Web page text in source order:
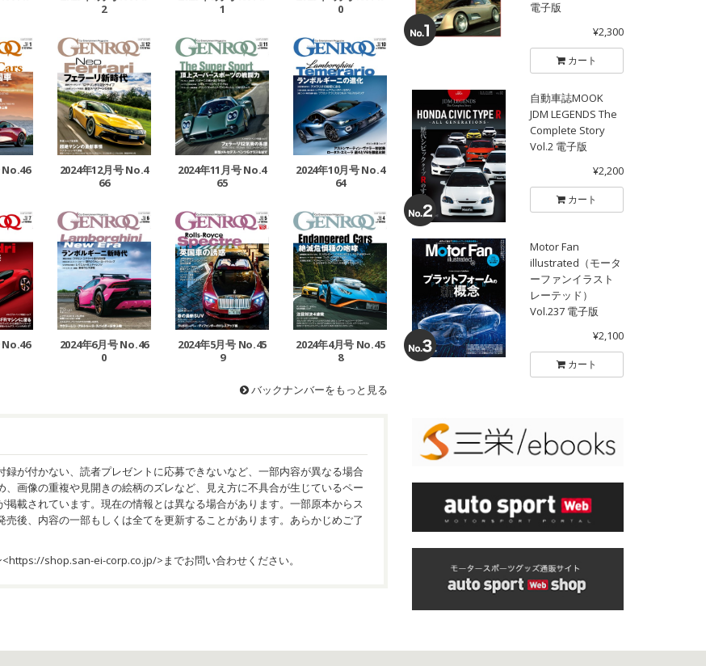
2
1
0
No.46
2024年12月号 No.4
66
2024年11月号 No.4
65
2024年10月号 No.4
64
No.46
2024年6月号 No.46
0
2024年5月号 No.45
9
2024年4月号 No.45
8
バックナンバーをもっと見る
が付かない、読者プレゼントに応募できないなど、一部内容が異なる場合
画像の重複や見開きの絵柄のズレなど、見え方に不具合が生じているペー
載されています。現在の情報とは異なる場合があります。一部原本からス
後、内容の一部もしくは全てを更新することがあります。あらかじめご了
https://shop.san-ei-corp.co.jp/>までお問い合わせください。
電子版
¥2,300
カート
自動車誌MOOK
JDM LEGENDS The
Complete Story
Vol.2 電子版
¥2,200
カート
Motor Fan
illustrated（モータ
ーファンイラスト
レーテッド）
Vol.237 電子版
¥2,100
カート